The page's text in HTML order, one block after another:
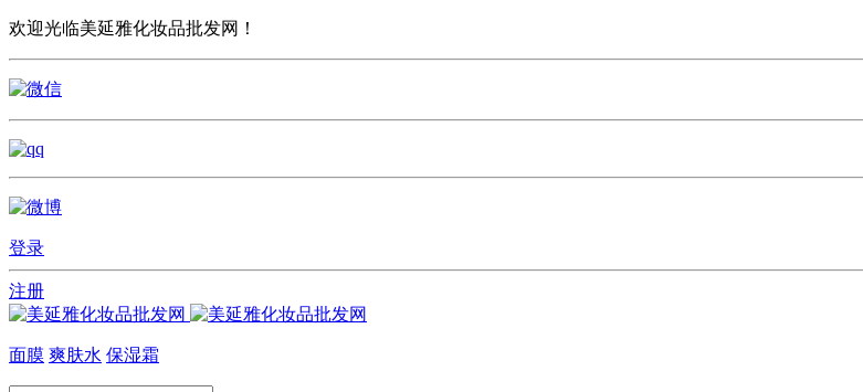
欢迎光临美延雅化妆品批发网！
登录
注册
面膜 爽肤水 保湿霜